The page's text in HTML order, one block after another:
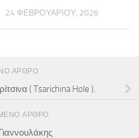
24 ΦΕΒΡΟΥΑΡΊΟΥ, 2026
ΆΡΘΡΟ
( Tsarichina Hole ).
ΆΡΘΡΟ